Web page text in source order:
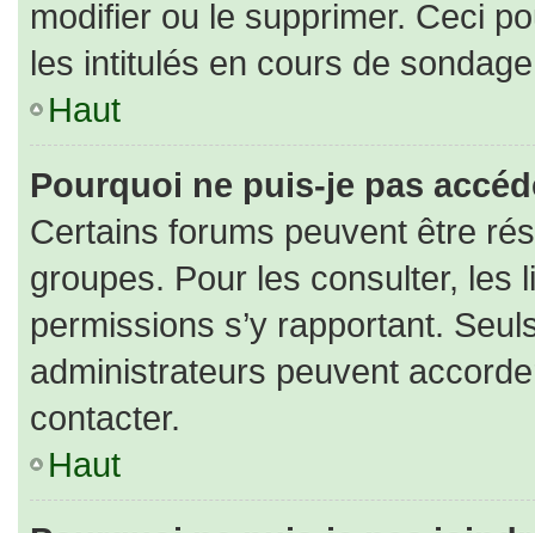
modifier ou le supprimer. Ceci
les intitulés en cours de
Haut
Pourquoi ne puis-je pas
Certains forums peuvent être
groupes. Pour les consulter, les
permissions s’y rapportant.
administrateurs peuvent
contacter.
Haut